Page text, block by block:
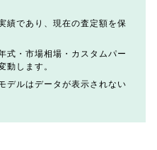
績であり、現在の査定額を保
式・市場相場・カスタムパー
動します。
デルはデータが表示されない